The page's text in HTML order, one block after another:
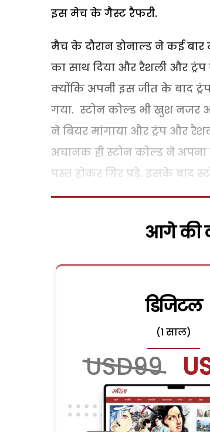
इस मेच के गैस्ट रैफरी.
मैच के दौरान डोनाल्ड ने कई
का साथ दिया और रैशली और
क्योंकि अपनी इस जीत के बाद
गया. स्टोन कोल्ड भी खुश नजर
ने बियर मांगाया और ट्रंप और
अचानक ही स्टोन कोल्ड ने अपना
पस्त होकर गिर पड़े. इसके बाद
आगे की
डिजिटल
(1 साल)
USD99